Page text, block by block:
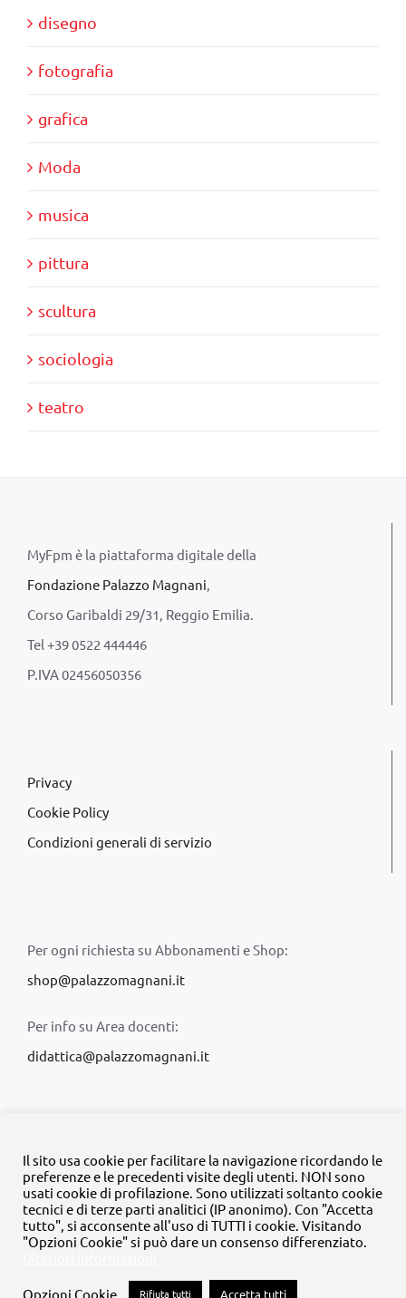
disegno
fotografia
grafica
Moda
musica
pittura
scultura
sociologia
teatro
MyFpm è la piattaforma digitale della
Fondazione Palazzo Magnani,
Corso Garibaldi 29/31, Reggio Emilia.
Tel +39 0522 444446
P.IVA 02456050356
Privacy
Cookie Policy
Condizioni generali di servizio
Per ogni richiesta su Abbonamenti e Shop:
shop@palazzomagnani.it
Per info su Area docenti:
didattica@palazzomagnani.it
© Copyright 2020 -2026 | Tutti i diritti riservati | MyFpm è un
progetto dellaFondazione Palazzo Magnani
FacebookInstagram
TwitterLinkedInYouTube
Il sito usa cookie per facilitare la navigazione ricordando le
preferenze e le precedenti visite degli utenti. NON sono
usati cookie di profilazione. Sono utilizzati soltanto cookie
tecnici e di terze parti analitici (IP anonimo). Con "Accetta
tutto", si acconsente all'uso di TUTTI i cookie. Visitando
"Opzioni Cookie" si può dare un consenso differenziato.
Opzioni Cookie Rifiuta tutti Accetta tutti